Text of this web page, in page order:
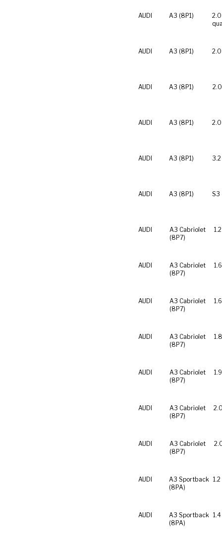
AUDI A3 (8P1)
2.0
AUDI A3 (8P1)
AUDI A3 (8P1)
AUDI A3 (8P1)
AUDI A3 (8P1)
AUDI A3 (8P1) S3
AUDI
A3 Cabriolet
(8P7)
AUDI
A3 Cabriolet
(8P7)
1.6
AUDI
A3 Cabriolet
(8P7)
AUDI
A3 Cabriolet
(8P7)
AUDI
A3 Cabriolet
(8P7)
AUDI
A3 Cabriolet
(8P7)
AUDI
A3 Cabriolet
(8P7)
AUDI
A3 Sportback
(8PA)
AUDI
A3 Sportback
(8PA)